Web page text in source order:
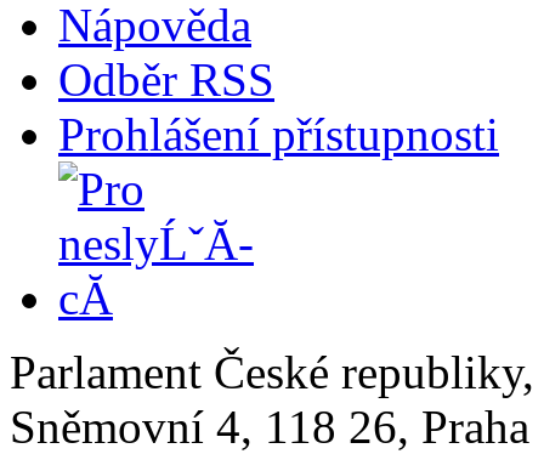
Nápověda
Odběr RSS
Prohlášení přístupnosti
Parlament České
Sněmovní 4, 118 26,